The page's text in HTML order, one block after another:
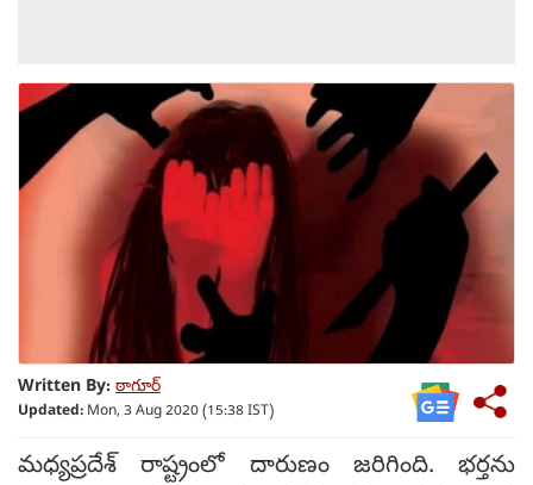
Written By: ఠాగూర్
Updated: Mon, 3 Aug 2020 (15:38 IST)
మధ్యప్రదేశ్ రాష్ట్రంలో దారుణం జరిగింది. భర్తను